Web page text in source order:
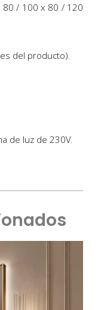
80 / 100 x 80 / 120
del producto).
de luz de 230V.